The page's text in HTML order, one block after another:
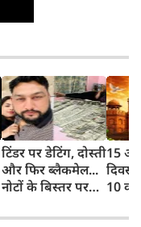
टिंडर पर डेटिंग, दोस्ती
और फिर ब्लैकमेल...
नोटों के बिस्तर पर
का सपना, लूट लिए 6
15
दिवस
10